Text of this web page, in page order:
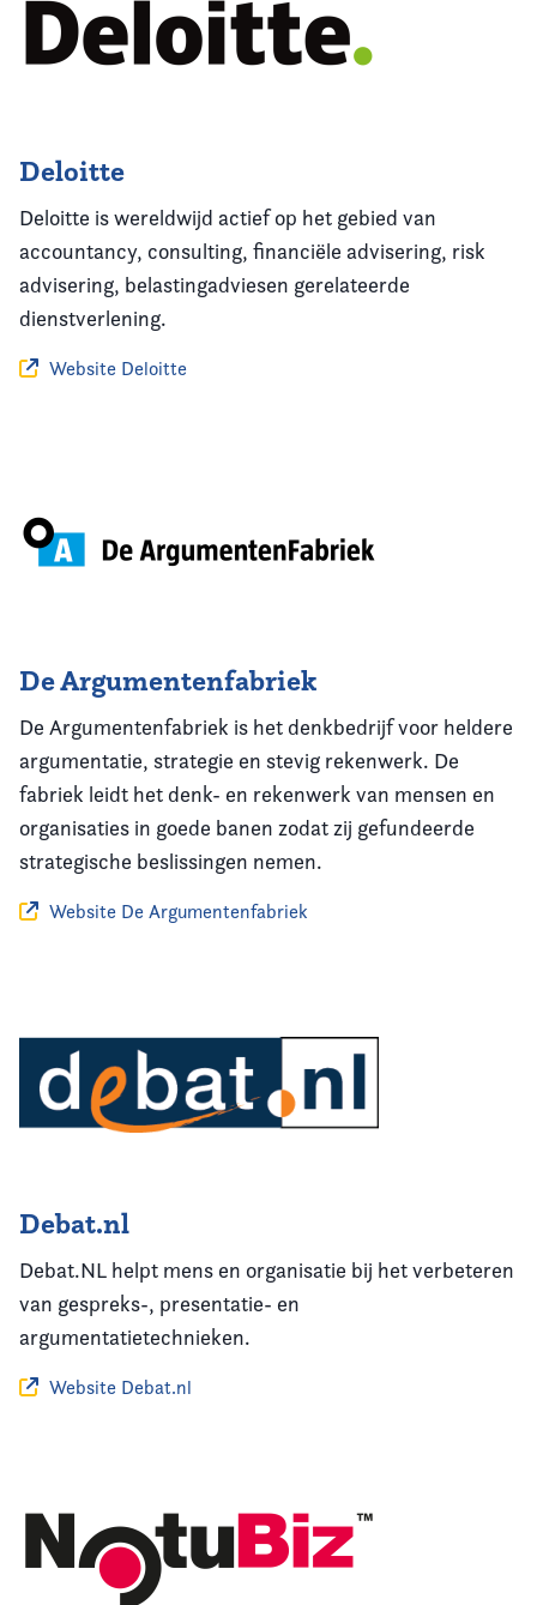
Deloitte
Deloitte is wereldwijd actief op het gebied van
accountancy, consulting, financiële advisering, risk
advisering, belastingadviesen gerelateerde
dienstverlening.
Website Deloitte
De Argumentenfabriek
De Argumentenfabriek is het denkbedrijf voor heldere
argumentatie, strategie en stevig rekenwerk. De
fabriek leidt het denk- en rekenwerk van mensen en
organisaties in goede banen zodat zij gefundeerde
strategische beslissingen nemen.
Website De Argumentenfabriek
Debat.nl
Debat.NL helpt mens en organisatie bij het verbeteren
van gespreks-, presentatie- en
argumentatietechnieken.
Website Debat.nl